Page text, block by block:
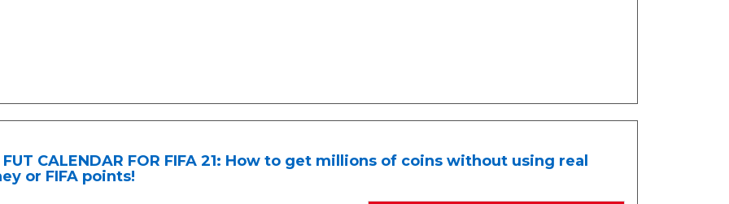
FUT CALENDAR FOR FIFA 21: How to get millions of coins without using real
or FIFA points!